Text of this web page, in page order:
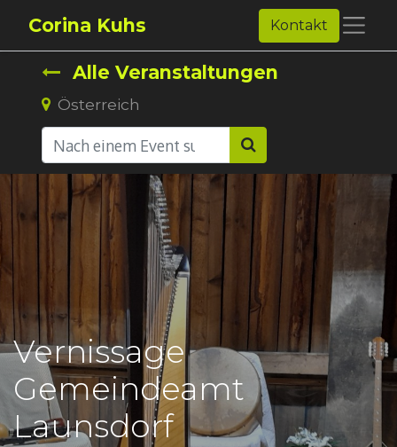
Corina Kuhs Kontakt
Alle Veranstaltungen
Österreich
Vernissage
Gemeindeamt
Launsdorf